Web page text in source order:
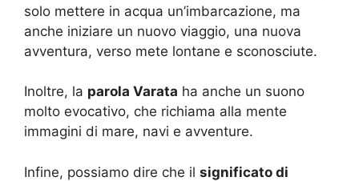
solo mettere in acqua un’imbarcazione, ma
anche iniziare un nuovo viaggio, una nuova
avventura, verso mete lontane e sconosciute.
Inoltre, la parola Varata ha anche un suono
molto evocativo, che richiama alla mente
immagini di mare, navi e avventure.
Infine, possiamo dire che il significato di